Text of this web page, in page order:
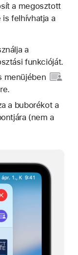
a megosztott
felhívhatja a
a
funkcióját.
menüjében
a buborékot a
(nem a